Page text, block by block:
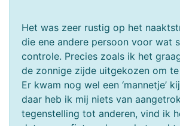
Het was zeer rustig op het
die ene andere persoon voor wat
controle. Precies zoals ik het
de zonnige zijde uitgekozen om
Er kwam nog wel een ‘mannetje’
daar heb ik mij niets van
tegenstelling tot anderen, vind ik